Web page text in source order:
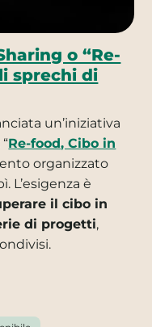
o “Re-
sprechi di
un’iniziativa
Re-food, Cibo in
organizzato
L’esigenza è
il cibo in
di progetti,